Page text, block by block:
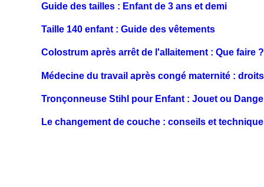
Guide des tailles : Enfant de 3 ans et demi
Taille 140 enfant : Guide des vêtements
Colostrum après arrêt de l'allaitement : Que faire ?
Médecine du travail après congé maternité :
Tronçonneuse Stihl pour Enfant : Jouet ou
Le changement de couche : conseils et